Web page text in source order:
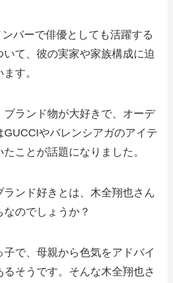
バーで俳優としても活躍する
て、彼の実家や家族構成に迫
す。
ブランド物が大好きで、オーデ
GUCCIやバレンシアガのアイテ
ことが話題になりました。
ランド好きとは、木全翔也さん
のでしょうか？
子で、母親から色気をアドバイ
るそうです。そんな木全翔也さ